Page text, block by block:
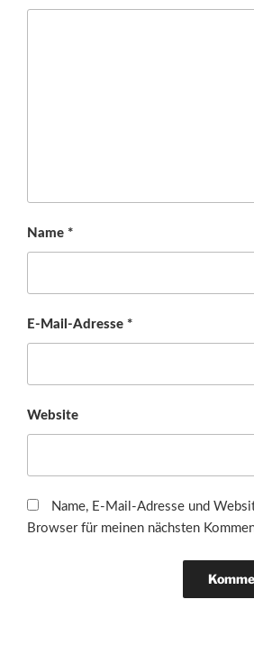
Name *
E-Mail-Adresse *
Website
Name, E-Mail-Adresse und
Browser für meinen nächsten